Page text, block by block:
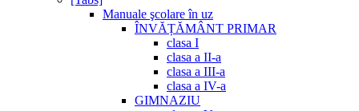
Manuale şcolare în uz
ÎNVĂȚĂMÂNT PRIMAR
clasa I
clasa a II-a
clasa a III-a
clasa a IV-a
GIMNAZIU